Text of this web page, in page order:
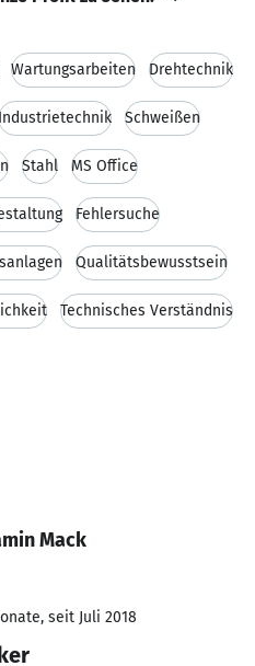
Wartungsarbeiten Drehtechnik
Schweißen
Stahl MS Office
Fehlersuche
Qualitätsbewusstsein
Technisches Verständnis
Mack
seit Juli 2018